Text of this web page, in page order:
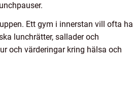
Ett gym i innerstan vill ofta ha
lunchrätter, sallader och
och värderingar kring hälsa och